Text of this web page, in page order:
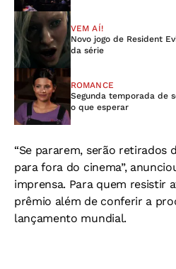
VEM AÍ!
Novo jogo de Resident
da série
ROMANCE
Segunda temporada de
o que esperar
“Se pararem, serão retirados
para fora do cinema”,
imprensa. Para quem resistir
prêmio além de conferir a
lançamento mundial.